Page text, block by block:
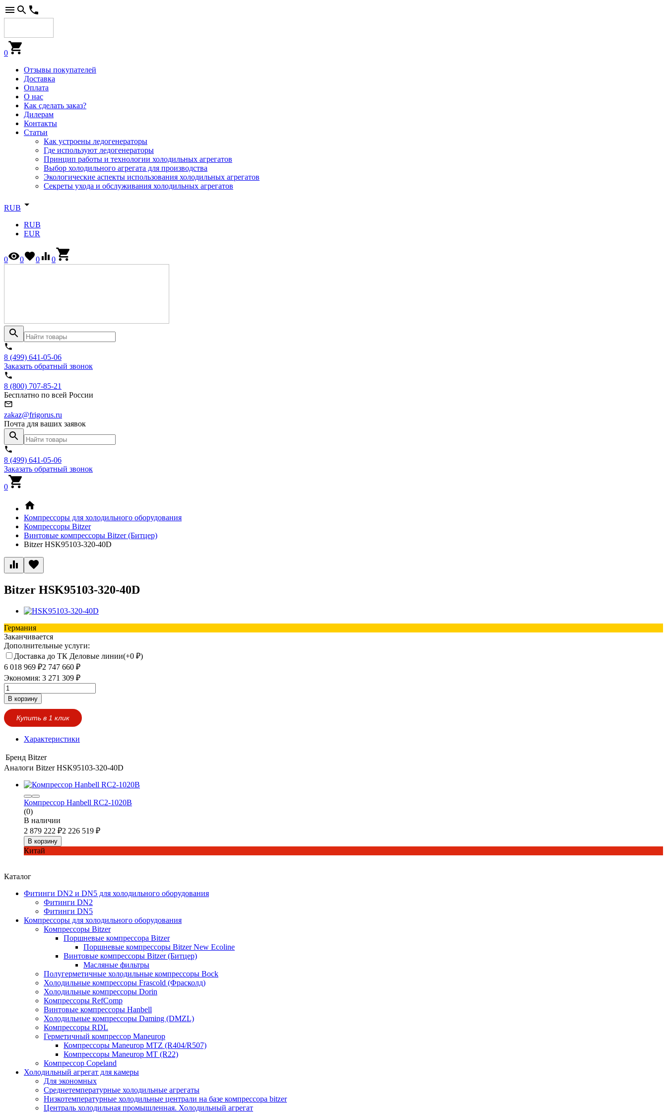
0
Отзывы покупателей
Доставка
Оплата
О нас
Как сделать заказ?
Дилерам
Контакты
Статьи
Как устроены ледогенераторы
Где используют ледогенераторы
Принцип работы и технологии холодильных агрегатов
Выбор холодильного агрегата для производства
Экологические аспекты использования холодильных агрегатов
Секреты ухода и обслуживания холодильных агрегатов
RUB
RUB
EUR
0 0 0 0
8 (499) 641-05-06
Заказать обратный звонок
8 (800) 707-85-21
Бесплатно по всей России
zakaz@frigorus.ru
Почта для ваших заявок
8 (499) 641-05-06
Заказать обратный звонок
0
Компрессоры для холодильного оборудования
Компрессоры Bitzer
Винтовые компрессоры Bitzer (Битцер)
Bitzer HSK95103-320-40D
Bitzer HSK95103-320-40D
Германия
Заканчивается
Дополнительные услуги:
Доставка до ТК Деловые линии(+0 ₽)
6 018 969 ₽2 747 660 ₽
Экономия: 3 271 309 ₽
В корзину
Купить в 1 клик
Характеристики
Бренд Bitzer
Аналоги Bitzer HSK95103-320-40D
Компрессор Hanbell RC2-1020B
(0)
В наличии
2 879 222 ₽2 226 519 ₽
В корзину
Китай
Каталог
Фитинги DN2 и DN5 для холодильного оборудования
Фитинги DN2
Фитинги DN5
Компрессоры для холодильного оборудования
Компрессоры Bitzer
Поршневые компрессора Bitzer
Поршневые компрессоры Bitzer New Ecoline
Винтовые компрессоры Bitzer (Битцер)
Масляные фильтры
Полугерметичные холодильные компрессоры Bock
Холодильные компрессоры Frascold (Фрасколд)
Холодильные компрессоры Dorin
Компрессоры RefComp
Винтовые компрессоры Hanbell
Холодильные компрессоры Daming (DMZL)
Компрессоры RDL
Герметичный компрессор Maneurop
Компрессоры Maneurop MTZ (R404/R507)
Компрессоры Maneurop MT (R22)
Компрессор Copeland
Холодильный агрегат для камеры
Для экономных
Среднетемпературные холодильные агрегаты
Низкотемпературные холодильные централи на базе компрессора bitzer
Централь холодильная промышленная. Холодильный агрегат